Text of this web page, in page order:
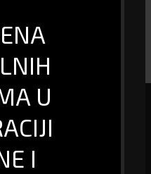
U
I
fiskalizacije te pružanja usluge